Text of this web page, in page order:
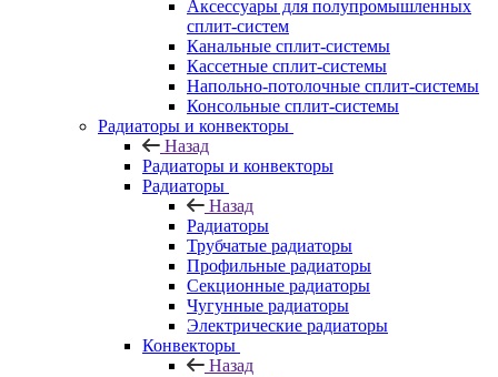
Аксессуары для полупромышленных
сплит-систем
Канальные сплит-системы
Кассетные сплит-системы
Напольно-потолочные сплит-системы
Консольные сплит-системы
Радиаторы и конвекторы
Назад
Радиаторы и конвекторы
Радиаторы
Назад
Радиаторы
Трубчатые радиаторы
Профильные радиаторы
Секционные радиаторы
Чугунные радиаторы
Электрические радиаторы
Конвекторы
Назад